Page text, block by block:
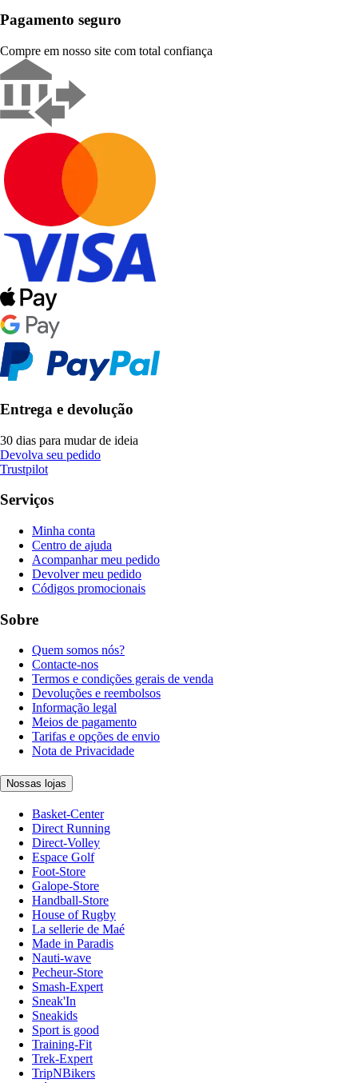
Pagamento seguro
Compre em nosso site com total confiança
Entrega e devolução
30 dias para mudar de ideia
Devolva seu pedido
Trustpilot
Serviços
Minha conta
Centro de ajuda
Acompanhar meu pedido
Devolver meu pedido
Códigos promocionais
Sobre
Quem somos nós?
Contacte-nos
Termos e condições gerais de venda
Devoluções e reembolsos
Informação legal
Meios de pagamento
Tarifas e opções de envio
Nota de Privacidade
Nossas lojas
Basket-Center
Direct Running
Direct-Volley
Espace Golf
Foot-Store
Galope-Store
Handball-Store
House of Rugby
La sellerie de Maé
Made in Paradis
Nauti-wave
Pecheur-Store
Smash-Expert
Sneak'In
Sneakids
Sport is good
Training-Fit
Trek-Expert
TripNBikers